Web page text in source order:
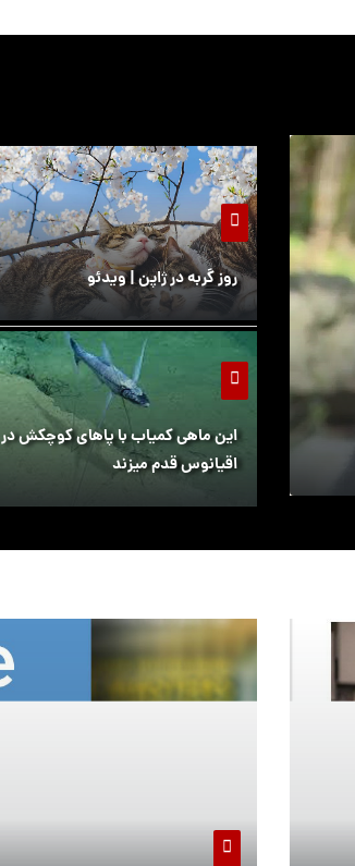
روز گربه در ژاپن | ویدئو
این ماهی کمیاب با پاهای کوچکش در
اقیانوس قدم میزند